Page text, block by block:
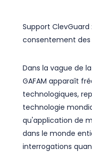
Support ClevGuard
consentement des
Dans la vague de
GAFAM apparaît
technologiques,
technologie
qu'application de
dans le monde
interrogations